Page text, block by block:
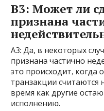
В3: Может ли
признана
А3: Да, в некоторых
признана частично
это происходит, когда
транзакции считаются
время как другие
исполнению.